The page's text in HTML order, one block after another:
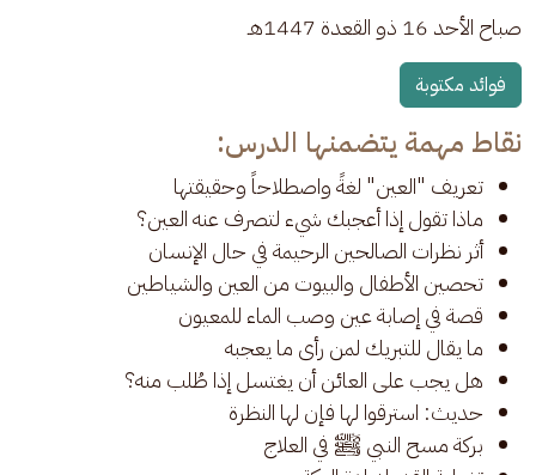
صباح الأحد 16 ذو القعدة 1447هـ
فوائد مكتوبة
نقاط مهمة يتضمنها الدرس:
تعريف "العين" لغةً واصطلاحاً وحقيقتها
ماذا تقول إذا أعجبك شيء لتصرف عنه العين؟
أثر نظرات الصالحين الرحيمة في حال الإنسان
تحصين الأطفال والبيوت من العين والشياطين
قصة في إصابة عين وصب الماء للمعيون
ما يقال للتبريك لمن رأى ما يعجبه
هل يجب على العائن أن يغتسل إذا طُلب منه؟
حديث: استرقوا لها فإن لها النظرة
بركة مسح النبي ﷺ في العلاج